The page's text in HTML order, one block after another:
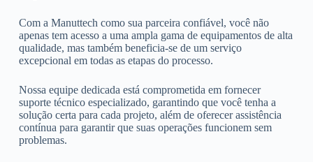
Com a Manuttech como sua parceira confiável, você não
apenas tem acesso a uma ampla gama de equipamentos de alta
qualidade, mas também beneficia-se de um serviço
excepcional em todas as etapas do processo.
Nossa equipe dedicada está comprometida em fornecer
suporte técnico especializado, garantindo que você tenha a
solução certa para cada projeto, além de oferecer assistência
contínua para garantir que suas operações funcionem sem
problemas.